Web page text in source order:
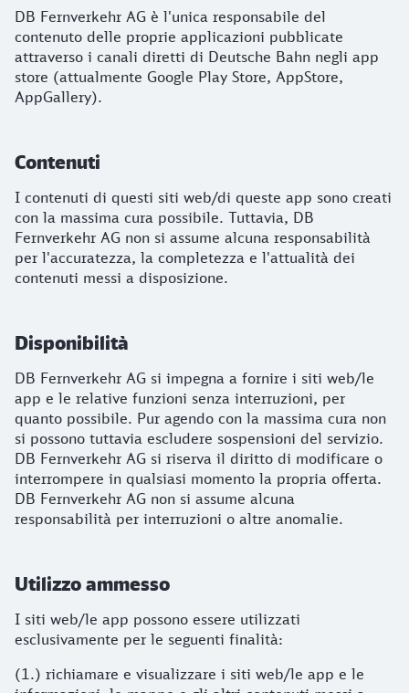
DB Fernverkehr AG è l'unica responsabile del
contenuto delle proprie applicazioni pubblicate
attraverso i canali diretti di Deutsche Bahn negli app
store (attualmente Google Play Store, AppStore,
AppGallery).
Contenuti
I contenuti di questi siti web/di queste app sono creati
con la massima cura possibile. Tuttavia, DB
Fernverkehr AG non si assume alcuna responsabilità
per l'accuratezza, la completezza e l'attualità dei
contenuti messi a disposizione.
Disponibilità
DB Fernverkehr AG si impegna a fornire i siti web/le
app e le relative funzioni senza interruzioni, per
quanto possibile. Pur agendo con la massima cura non
si possono tuttavia escludere sospensioni del servizio.
DB Fernverkehr AG si riserva il diritto di modificare o
interrompere in qualsiasi momento la propria offerta.
DB Fernverkehr AG non si assume alcuna
responsabilità per interruzioni o altre anomalie.
Utilizzo ammesso
I siti web/le app possono essere utilizzati
esclusivamente per le seguenti finalità:
(1.) richiamare e visualizzare i siti web/le app e le